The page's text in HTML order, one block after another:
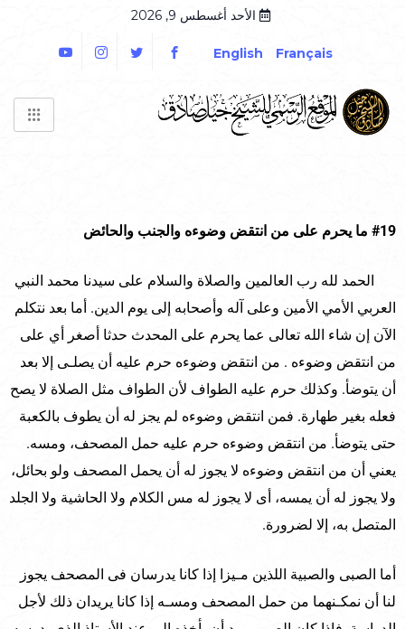
الأحد أغسطس 9, 2026
Français
English
#19 ما يحرم على من انتقض وضوءه والجنب والحائض
الحمد لله رب العالمين والصلاة والسلام على سيدنا محمد النبي
العربي الأمي الأمين وعلى آله وأصحابه إلى يوم الدين. أما بعد نتكلم
الآن إن شاء الله تعالى عما يحرم على المحدث حدثا أصغر أي على
من انتقض وضوءه . من انتقض وضوءه حرم عليه أن يصلـى إلا بعد
أن يتوضأ. وكذلك حرم عليه الطواف لأن الطواف مثل الصلاة لا يصح
فعله بغير طهارة. فمن انتقض وضوءه لم يجز له أن يطوف بالكعبة
حتى يتوضأ. من انتقض وضوءه حرم عليه حمل المصحف، ومسه.
يعني أن من انتقض وضوءه لا يجوز له أن يحمل المصحف ولو بحائل،
ولا يجوز له أن يمسه، أى لا يجوز له مس الكلام ولا الحاشية ولا الجلد
المتصل به، إلا لضرورة.
أما الصبى والصبية اللذين مـيزا إذا كانا يدرسان فى المصحف يجوز
لنا أن نمكـنهما من حمل المصحف ومسـه إذا كانا يريدان ذلك لأجل